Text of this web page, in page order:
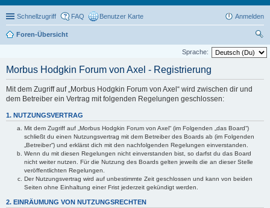
Schnellzugriff FAQ Benutzer Karte Anmelden
Foren-Übersicht
uc
Sprache:
Morbus Hodgkin Forum von Axel - Registrierung
Mit dem Zugriff auf „Morbus Hodgkin Forum von Axel“ wird zwischen dir und
dem Betreiber ein Vertrag mit folgenden Regelungen geschlossen:
1. NUTZUNGSVERTRAG
Mit dem Zugriff auf „Morbus Hodgkin Forum von Axel“ (im Folgenden „das Board“)
schließt du einen Nutzungsvertrag mit dem Betreiber des Boards ab (im Folgenden
„Betreiber“) und erklärst dich mit den nachfolgenden Regelungen einverstanden.
Wenn du mit diesen Regelungen nicht einverstanden bist, so darfst du das Board
nicht weiter nutzen. Für die Nutzung des Boards gelten jeweils die an dieser Stelle
veröffentlichten Regelungen.
Der Nutzungsvertrag wird auf unbestimmte Zeit geschlossen und kann von beiden
Seiten ohne Einhaltung einer Frist jederzeit gekündigt werden.
2. EINRÄUMUNG VON NUTZUNGSRECHTEN